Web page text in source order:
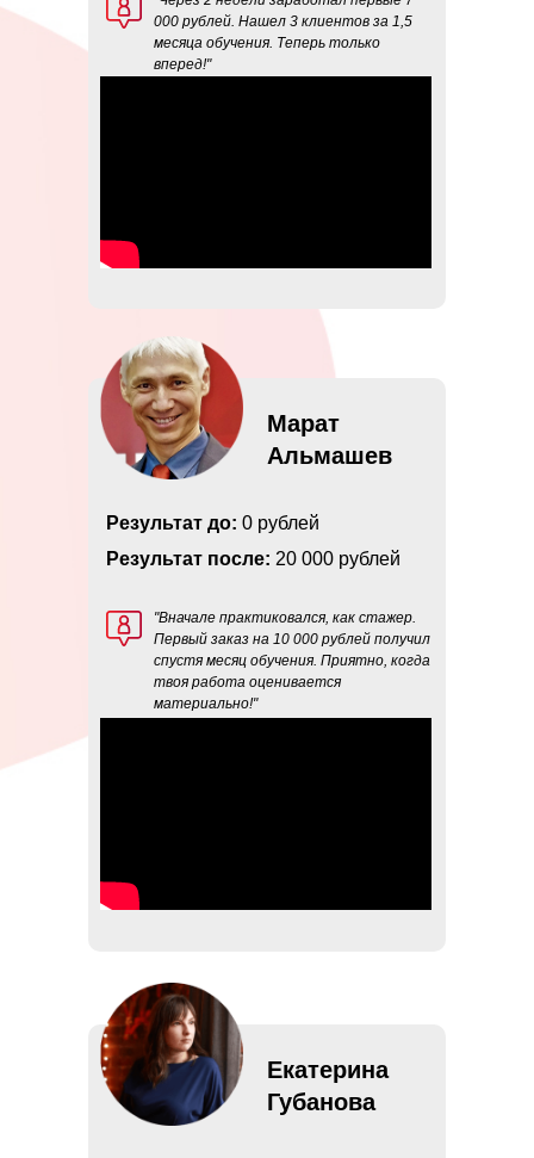
000 рублей. Нашел 3 клиентов за 1,5
месяца обучения. Теперь только
вперед!"
Марат
Альмашев
"Вначале практиковался, как стажер.
Первый заказ на 10 000 рублей получил
спустя месяц обучения. Приятно, когда
твоя работа оценивается
материально!"
Результат до: 0 рублей
Результат после: 20 000 рублей
Екатерина
Губанова